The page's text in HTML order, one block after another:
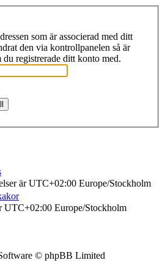
som är associerad med ditt
den via kontrollpanelen så är
du registrerade ditt konto med.
är UTC+02:00 Europe/Stockholm
UTC+02:00 Europe/Stockholm
© phpBB Limited